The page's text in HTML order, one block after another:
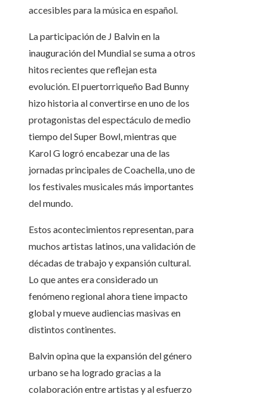
accesibles para la música en español.
La participación de J Balvin en la
inauguración del Mundial se suma a otros
hitos recientes que reflejan esta
evolución. El puertorriqueño Bad Bunny
hizo historia al convertirse en uno de los
protagonistas del espectáculo de medio
tiempo del Super Bowl, mientras que
Karol G logró encabezar una de las
jornadas principales de Coachella, uno de
los festivales musicales más importantes
del mundo.
Estos acontecimientos representan, para
muchos artistas latinos, una validación de
décadas de trabajo y expansión cultural.
Lo que antes era considerado un
fenómeno regional ahora tiene impacto
global y mueve audiencias masivas en
distintos continentes.
Balvin opina que la expansión del género
urbano se ha logrado gracias a la
colaboración entre artistas y al esfuerzo